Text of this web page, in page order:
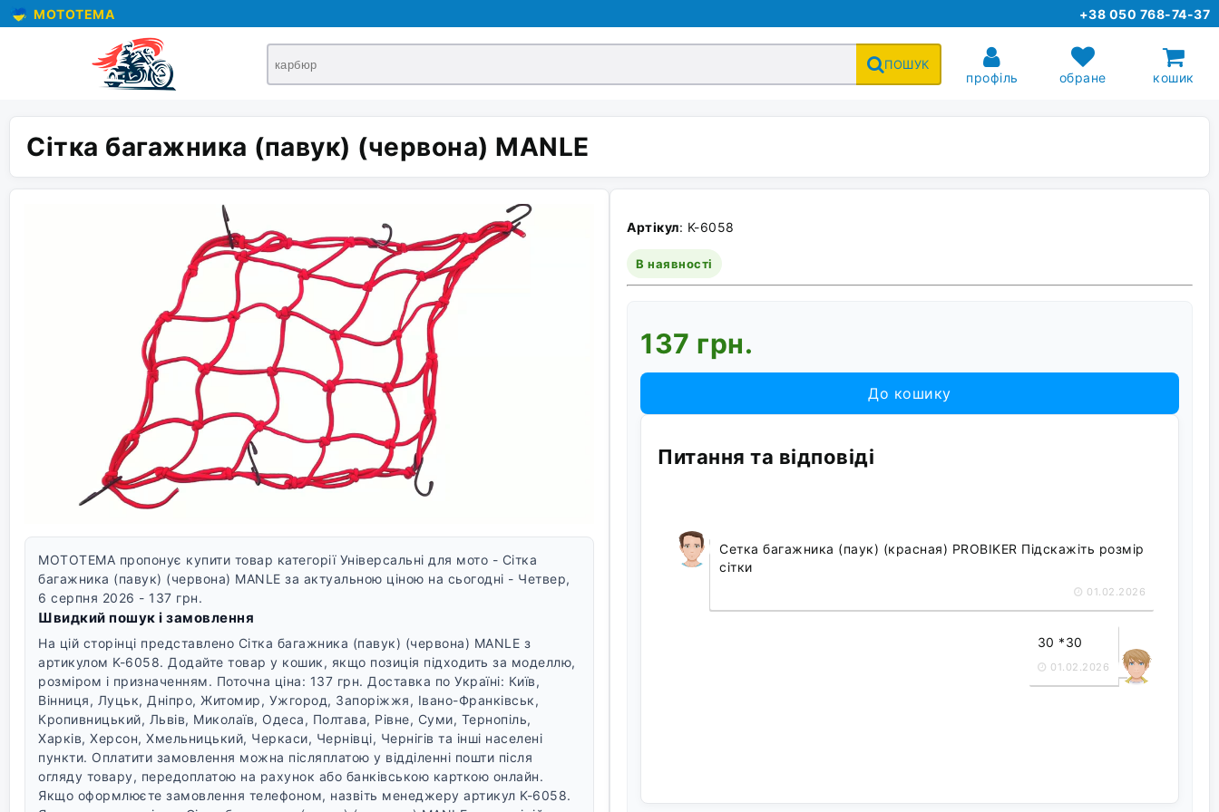
MOTOTEMA +38 050 768-74-37
ПОШУК
профіль обране кошик
Сітка багажника (павук) (червона) MANLE
MOTOTEMA пропонує купити товар категорії Універсальні для мото - Сітка
багажника (павук) (червона) MANLE за актуальною ціною на сьогодні - Четвер,
6 серпня 2026 - 137 грн.
Швидкий пошук і замовлення
На цій сторінці представлено Сітка багажника (павук) (червона) MANLE з
артикулом K-6058. Додайте товар у кошик, якщо позиція підходить за моделлю,
розміром і призначенням. Поточна ціна: 137 грн. Доставка по Україні: Київ,
Вінниця, Луцьк, Дніпро, Житомир, Ужгород, Запоріжжя, Івано-Франківськ,
Кропивницький, Львів, Миколаїв, Одеса, Полтава, Рівне, Суми, Тернопіль,
Харків, Херсон, Хмельницький, Черкаси, Чернівці, Чернігів та інші населені
пункти. Оплатити замовлення можна післяплатою у відділенні пошти після
огляду товару, передоплатою на рахунок або банківською карткою онлайн.
Якщо оформлюєте замовлення телефоном, назвіть менеджеру артикул K-6058.
Артікул: K-6058
В наявності
137 грн.
До кошику
Питання та відповіді
Сетка багажника (паук) (красная) PROBIKER Підскажіть розмір
сітки
01.02.2026
30 *30
01.02.2026